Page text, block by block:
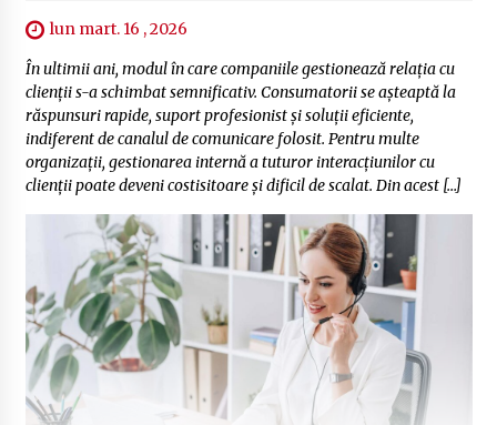
lun mart. 16 , 2026
În ultimii ani, modul în care companiile gestionează relația cu
clienții s-a schimbat semnificativ. Consumatorii se așteaptă la
răspunsuri rapide, suport profesionist și soluții eficiente,
indiferent de canalul de comunicare folosit. Pentru multe
organizații, gestionarea internă a tuturor interacțiunilor cu
clienții poate deveni costisitoare și dificil de scalat. Din acest […]